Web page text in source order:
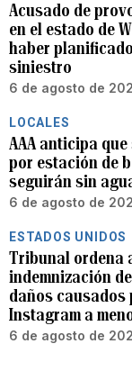
Acusado de
en el estado de
haber
siniestro
6 de agosto de
LOCALES
AAA anticipa
por estación de
seguirán sin
6 de agosto de
ESTADOS UNIDOS
Tribunal ordena
indemnización
daños causados
Instagram a
6 de agosto de